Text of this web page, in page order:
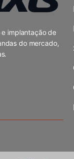
implantação de
do mercado,